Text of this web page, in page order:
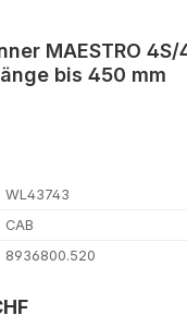
MAESTRO
bis 450 mm
WL43743
CAB
8936800.520